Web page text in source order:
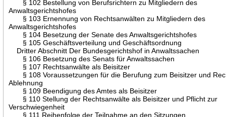
§ 102 Bestellung von Berufsrichtern zu Mitgliedern des
Anwaltsgerichtshofes
§ 103 Ernennung von Rechtsanwälten zu Mitgliedern des
Anwaltsgerichtshofes
§ 104 Besetzung der Senate des Anwaltsgerichtshofes
§ 105 Geschäftsverteilung und Geschäftsordnung
Dritter Abschnitt Der Bundesgerichtshof in Anwaltssachen
§ 106 Besetzung des Senats für Anwaltssachen
§ 107 Rechtsanwälte als Beisitzer
§ 108 Voraussetzungen für die Berufung zum Beisitzer und
Ablehnung
§ 109 Beendigung des Amtes als Beisitzer
§ 110 Stellung der Rechtsanwälte als Beisitzer und Pflicht zur
Verschwiegenheit
§ 111 Reihenfolge der Teilnahme an den Sitzungen